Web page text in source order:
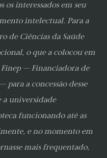
os interessados em seu
intelectual. Para a
de Ciências da Saúde
o que a colocou em
— Financiadora de
para a concessão desse
a universidade
funcionando até as
e no momento em
mais frequentado,